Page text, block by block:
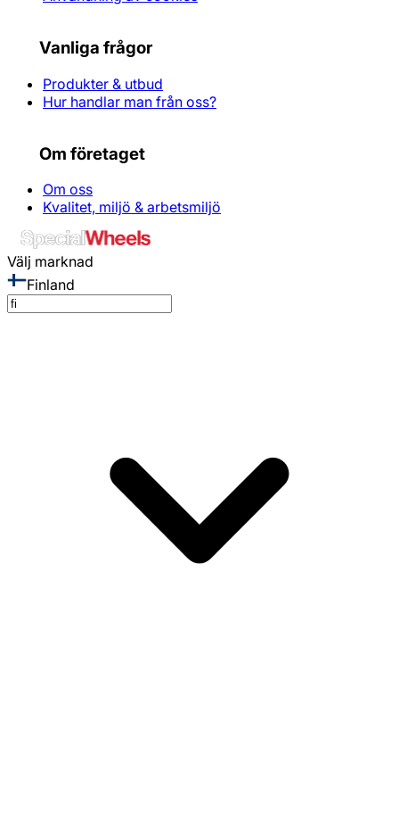
Vanliga frågor
Produkter & utbud
Hur handlar man från oss?
Om företaget
Om oss
Kvalitet, miljö & arbetsmiljö
Välj marknad
Finland